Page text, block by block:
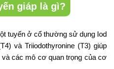
giáp là gì?
tuyến ở cổ thường sử dụng Iod
và Triiodothyronine (T3) giúp
và các mô cơ quan trọng của cơ